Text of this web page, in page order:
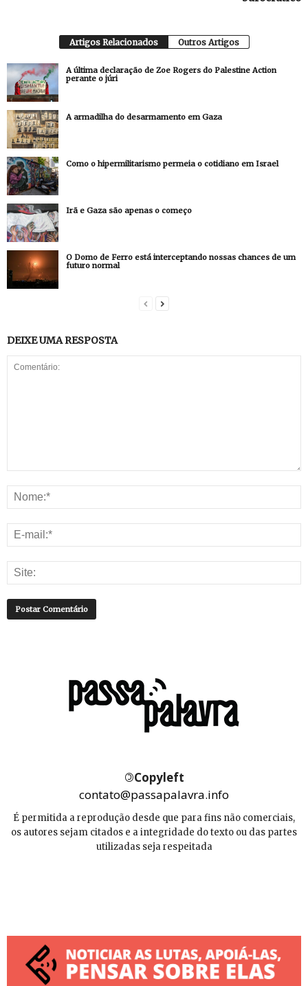
Artigos Relacionados Outros Artigos
A última declaração de Zoe Rogers do Palestine Action
perante o júri
A armadilha do desarmamento em Gaza
Como o hipermilitarismo permeia o cotidiano em Israel
Irã e Gaza são apenas o começo
O Domo de Ferro está interceptando nossas chances de um
futuro normal
DEIXE UMA RESPOSTA
©Copyleft
contato@passapalavra.info
É permitida a reprodução desde que para fins não comerciais,
os autores sejam citados e a integridade do texto ou das partes
utilizadas seja respeitada